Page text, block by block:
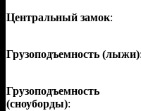
Центральный замок:
Грузоподъемность (лыжи):
Грузоподъемность
(сноуборды):